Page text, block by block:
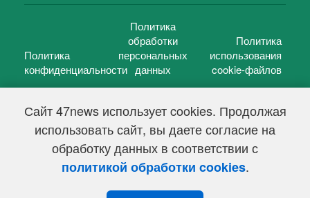
Сайт 47news использует cookies. Продолжая
использовать сайт, вы даете согласие на
обработку данных в соответствии с
политикой обработки cookies.
Политика
конфиденциальности
Политика
обработки
персональных
данных
Политика
использования
cookie-файлов
47 новостей (47 news)2005 — 2026 г.
Свидетельство о регистрации СМИ Эл № ФС 77-39848, выдано
Федеральной службой по надзору в сфере связи,
информационных технологий и массовых коммуникаций